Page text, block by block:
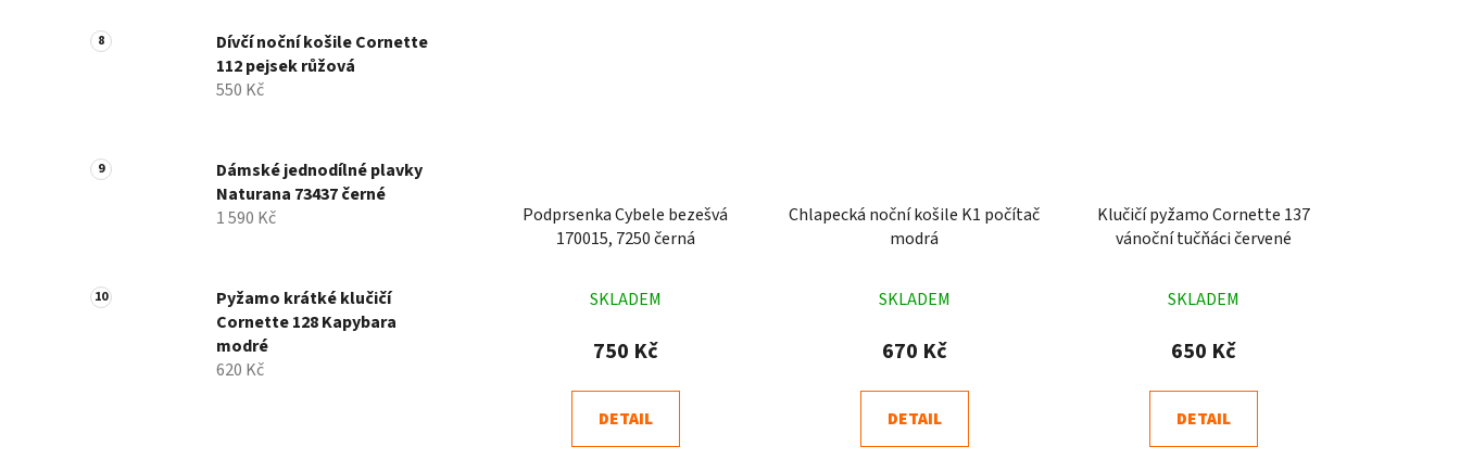
Dívčí noční košile Cornette
112 pejsek růžová
550 Kč
Dámské jednodílné plavky
Naturana 73437 černé
1 590 Kč
Pyžamo krátké klučičí
Cornette 128 Kapybara
modré
620 Kč
Podprsenka Cybele bezešvá
170015, 7250 černá
hodnocení
produktu
4,8
z
SKLADEM
750 Kč
DETAIL
Chlapecká noční košile K1 počítač
modrá
hodnocení
produktu
4,0
z
SKLADEM
670 Kč
DETAIL
Klučičí pyžamo Cornette 137
vánoční tučňáci červené
hodnocení
produktu
5,0
z
SKLADEM
650 Kč
DETAIL